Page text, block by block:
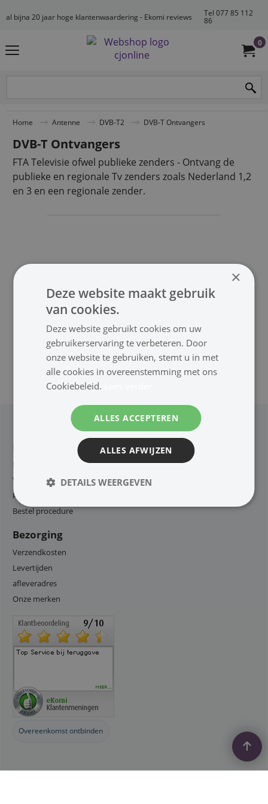
al bijna 20 jaar hoge klantenwaardering - Ekomi reviews
Tel 077 85 112
86
0
Home Antenne DVB-T2 DVB-T Ontvangers
DVB-T Ontvangers
FTA Televisie ofwel publieke zenders - Ontvang de
publieke en regionale Tv zenders zoals Nederland 1,2
en 3 en een regionale zender.
Klantenservice
Retouren en Defecten
Voorwaarden
Privacy
Bestel procedure
Bezorging
Verzendkosten
Levertijden
afleveradres
Onze merken
Overeenkomst ontbinden
×
Deze website maakt gebruik
van cookies.
Deze website gebruikt cookies om uw
gebruikerservaring te verbeteren. Door
onze website te gebruiken, stemt u in met
alle cookies in overeenstemming met ons
Cookiebeleid.
ALLES ACCEPTEREN
ALLES AFWIJZEN
DETAILS WEERGEVEN